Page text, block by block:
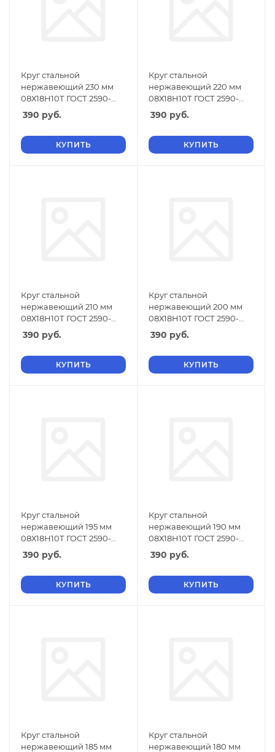
Круг стальной
нержавеющий 230 мм
08Х18Н10Т ГОСТ 2590-
2006
390 руб.
КУПИТЬ
Круг стальной
нержавеющий 220 мм
08Х18Н10Т ГОСТ 2590-
2006
390 руб.
КУПИТЬ
Круг стальной
нержавеющий 210 мм
08Х18Н10Т ГОСТ 2590-
2006
390 руб.
КУПИТЬ
Круг стальной
нержавеющий 200 мм
08Х18Н10Т ГОСТ 2590-
2006
390 руб.
КУПИТЬ
Круг стальной
нержавеющий 195 мм
08Х18Н10Т ГОСТ 2590-
2006
390 руб.
КУПИТЬ
Круг стальной
нержавеющий 190 мм
08Х18Н10Т ГОСТ 2590-
2006
390 руб.
КУПИТЬ
Круг стальной
нержавеющий 185 мм
Круг стальной
нержавеющий 180 мм